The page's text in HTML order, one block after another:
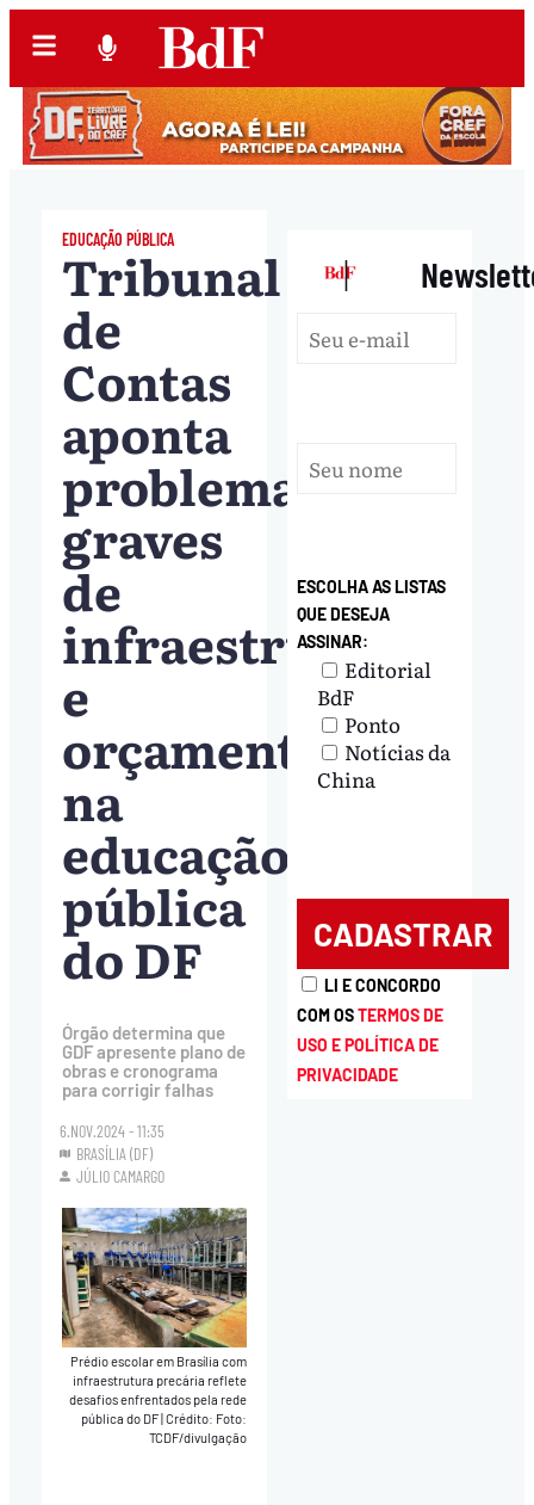
EDUCAÇÃO PÚBLICA
Tribunal
de
Contas
aponta
problemas
graves
de
infraestrutura
e
orçamento
na
educação
pública
do DF
Órgão determina que
GDF apresente plano de
obras e cronograma
para corrigir falhas
6.NOV.2024 - 11:35
BRASÍLIA (DF)
JÚLIO CAMARGO
Prédio escolar em Brasília com
infraestrutura precária reflete
desafios enfrentados pela rede
pública do DF|Crédito: Foto:
TCDF/divulgação
|
ESCOLHA AS LISTAS
QUE DESEJA
ASSINAR:
Editorial
BdF
Ponto
Notícias da
China
LI E CONCORDO
COM OSTERMOS DE
USO E POLÍTICA DE
PRIVACIDADE